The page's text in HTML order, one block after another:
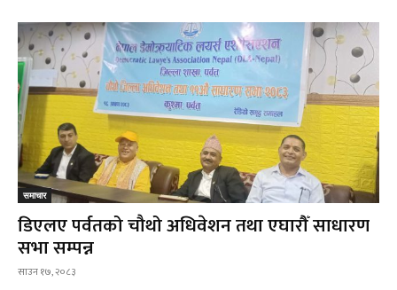
समाचार
डिएलए पर्वतको चौथो अधिवेशन तथा एघारौँ साधारण
सभा सम्पन्न
साउन १७, २०८३